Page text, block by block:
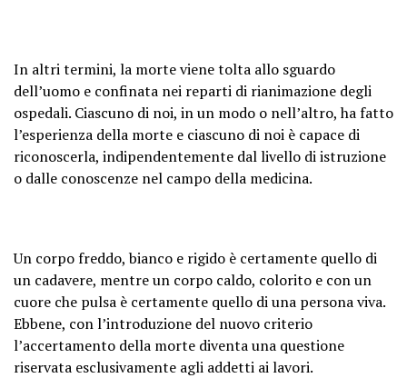
In altri termini, la morte viene tolta allo sguardo
dell’uomo e confinata nei reparti di rianimazione degli
ospedali. Ciascuno di noi, in un modo o nell’altro, ha fatto
l’esperienza della morte e ciascuno di noi è capace di
riconoscerla, indipendentemente dal livello di istruzione
o dalle conoscenze nel campo della medicina.
Un corpo freddo, bianco e rigido è certamente quello di
un cadavere, mentre un corpo caldo, colorito e con un
cuore che pulsa è certamente quello di una persona viva.
Ebbene, con l’introduzione del nuovo criterio
l’accertamento della morte diventa una questione
riservata esclusivamente agli addetti ai lavori.